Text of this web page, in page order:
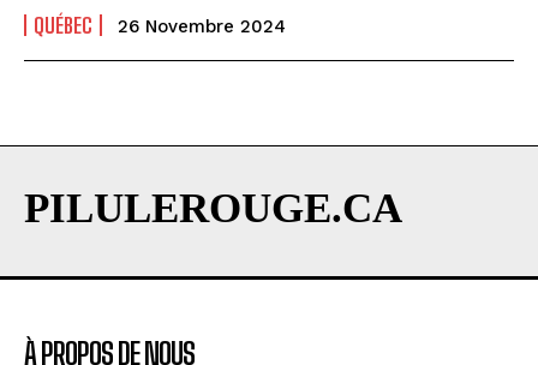
QUÉBEC 26 Novembre 2024
PILULEROUGE.CA
À PROPOS DE NOUS